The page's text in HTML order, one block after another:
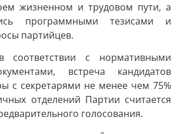
жизненном и трудовом пути, а
программными тезисами и
партийцев.
с нормативными
встреча кандидатов
с секретарями не менее чем 75%
отделений Партии считается
голосования.